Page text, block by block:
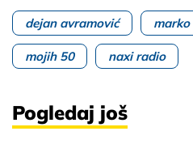
dejan avramović
mojih 50 naxi radio
Pogledaj još